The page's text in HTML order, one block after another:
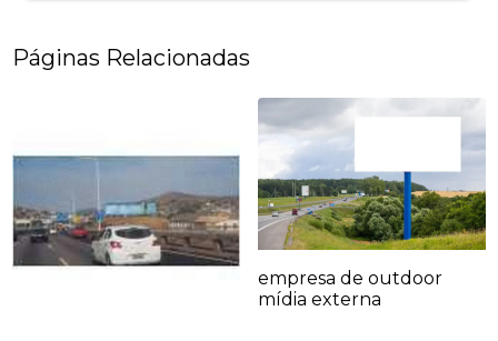
Páginas Relacionadas
empresa de outdoor
mídia externa